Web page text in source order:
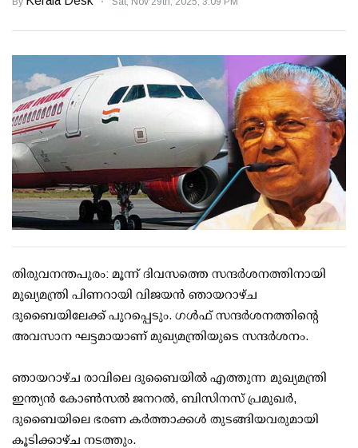
തിരുവനന്തപുരം: മൂന്ന് ദിവസത്തെ സന്ദര്‍ശനത്തിനായി
മുഖ്യമന്ത്രി പിണറായി വിജയന്‍ ഞായറാഴ്ച
ദുബൈയിലേക്ക് പുറപ്പെടും. ഗള്‍ഫ് സന്ദര്‍ശനത്തിന്റെ
അവസാന ഘട്ടമായാണ് മുഖ്യമന്ത്രിയുടെ സന്ദര്‍ശനം.
ഞായറാഴ്ച രാവിലെ ദുബൈയില്‍ എത്തുന്ന മുഖ്യമന്ത്രി
ഇന്ത്യന്‍ കോണ്‍സല്‍ ജനറല്‍, ബിസിനസ് പ്രമുഖര്‍,
ദുബൈയിലെ ഭരണ കര്‍ത്താക്കള്‍ തുടങ്ങിയവരുമായി
കൂടിക്കാഴ്ച നടത്തും.